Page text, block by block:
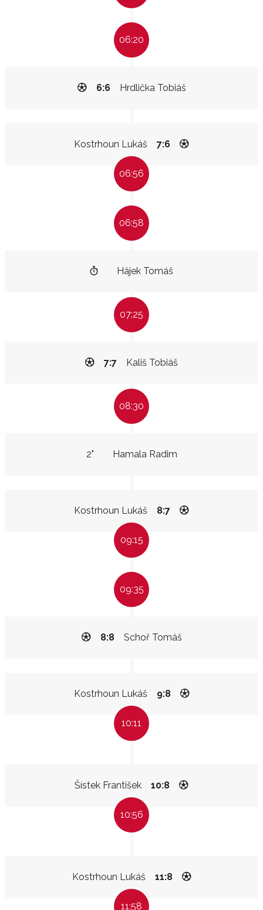
06:20
Hrdlička Tobiáš
6:6
Kostrhoun Lukáš 7:6
06:56
06:58
Hájek Tomáš
07:25
Kališ Tobiáš
7:7
08:30
Hamala Radim
2"
Kostrhoun Lukáš 8:7
09:15
09:35
Schoř Tomáš
8:8
Kostrhoun Lukáš 9:8
10:11
Šístek František 10:8
10:56
Kostrhoun Lukáš 11:8
11:58